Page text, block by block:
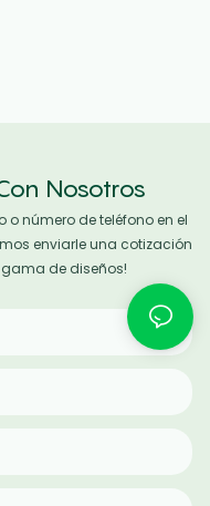
Nosotros
o número de teléfono en el
enviarle una cotización
de diseños!